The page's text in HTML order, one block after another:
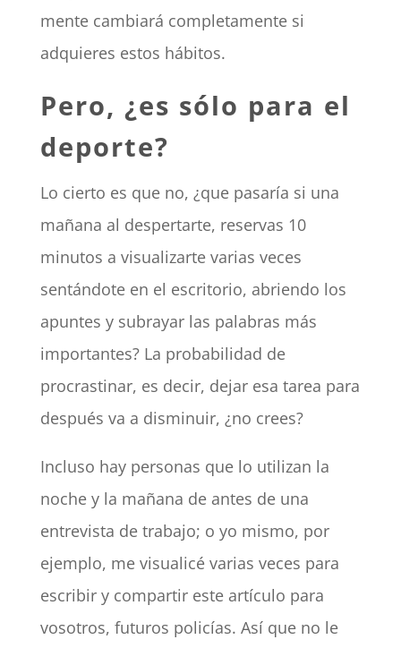
mente cambiará completamente si
adquieres estos hábitos.
Pero, ¿es sólo para el
deporte?
Lo cierto es que no, ¿que pasaría si una
mañana al despertarte, reservas 10
minutos a visualizarte varias veces
sentándote en el escritorio, abriendo los
apuntes y subrayar las palabras más
importantes? La probabilidad de
procrastinar, es decir, dejar esa tarea para
después va a disminuir, ¿no crees?
Incluso hay personas que lo utilizan la
noche y la mañana de antes de una
entrevista de trabajo; o yo mismo, por
ejemplo, me visualicé varias veces para
escribir y compartir este artículo para
vosotros, futuros policías. Así que no le